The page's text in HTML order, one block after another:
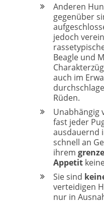
Anderen
gegenüber
jedoch
Beagle und
auch im
Rüden.
Unabhängig
fast jeder
ausdauernd
schnell an
ihrem
Appetit
Sie sind
verteidigen
nur in